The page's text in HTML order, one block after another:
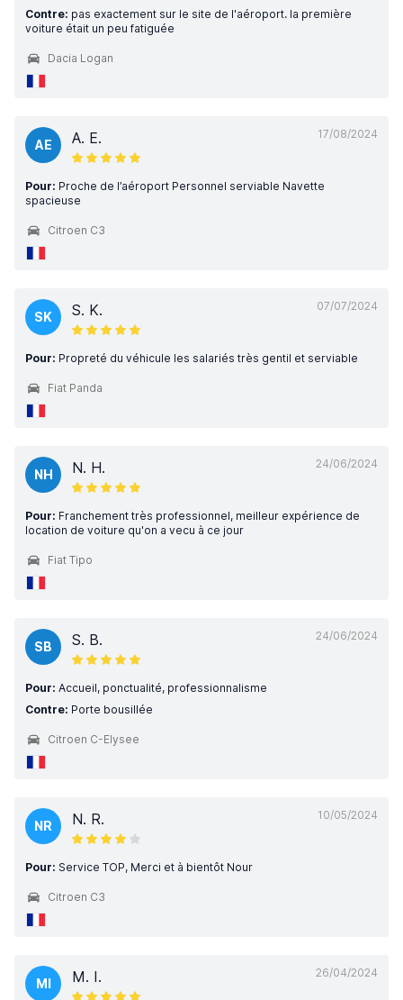
Contre: pas exactement sur le site de l'aéroport. la première
voiture était un peu fatiguée
Dacia Logan
17/08/2024
AE A. E.
Pour: Proche de l’aéroport Personnel serviable Navette
spacieuse
Citroen C3
07/07/2024
SK S. K.
Pour: Propreté du véhicule les salariés très gentil et serviable
Fiat Panda
24/06/2024
NH N. H.
Pour: Franchement très professionnel, meilleur expérience de
location de voiture qu'on a vecu à ce jour
Fiat Tipo
24/06/2024
SB S. B.
Pour: Accueil, ponctualité, professionnalisme
Contre: Porte bousillée
Citroen C-Elysee
10/05/2024
NR N. R.
Pour: Service TOP, Merci et à bientôt Nour
Citroen C3
26/04/2024
MI M. I.